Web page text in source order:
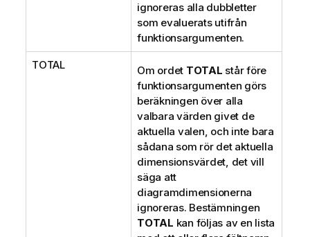
ignoreras alla dubbletter
som evaluerats utifrån
funktionsargumenten.
TOTAL Om ordet TOTAL står före
funktionsargumenten görs
beräkningen över alla
valbara värden givet de
aktuella valen, och inte bara
sådana som rör det aktuella
dimensionsvärdet, det vill
säga att
diagramdimensionerna
ignoreras. Bestämningen
TOTAL kan följas av en lista